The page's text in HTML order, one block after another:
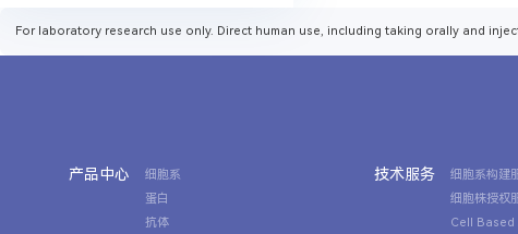
For laboratory research use only. Direct human use, including taking orally and
产品中心
细胞系
蛋白
抗体
技术服务
细胞系构建
细胞株授权
Cell Based